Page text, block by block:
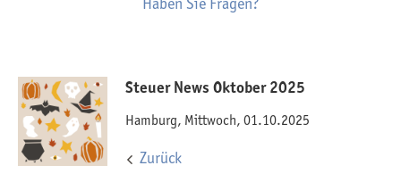
Steuer News Oktober 2025
Hamburg, Mittwoch, 01.10.2025
Zurück